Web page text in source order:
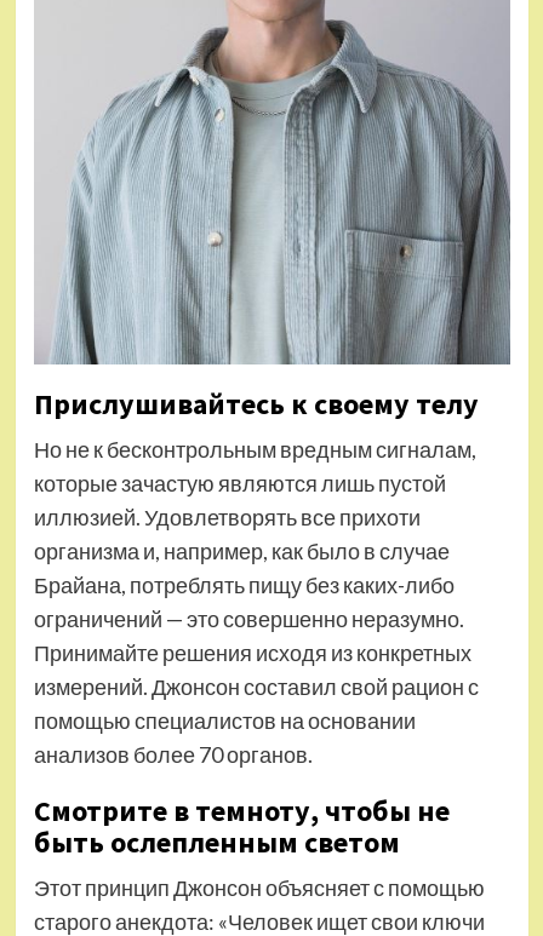
Прислушивайтесь к своему телу
Но не к бесконтрольным вредным сигналам,
которые зачастую являются лишь пустой
иллюзией. Удовлетворять все прихоти
организма и, например, как было в случае
Брайана, потреблять пищу без каких-либо
ограничений — это совершенно неразумно.
Принимайте решения исходя из конкретных
измерений. Джонсон составил свой рацион с
помощью специалистов на основании
анализов более 70 органов.
Смотрите в темноту, чтобы не
быть ослепленным светом
Этот принцип Джонсон объясняет с помощью
старого анекдота: «Человек ищет свои ключи